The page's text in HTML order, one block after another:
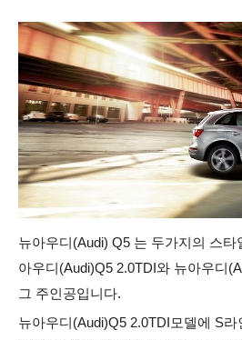
뉴아우디(Audi) Q5 는 두가지의 스타
아우디(Audi)Q5 2.0TDI와 뉴아우디
그 주인공입니다.
뉴아우디(Audi)Q5 2.0TDI모델에 S